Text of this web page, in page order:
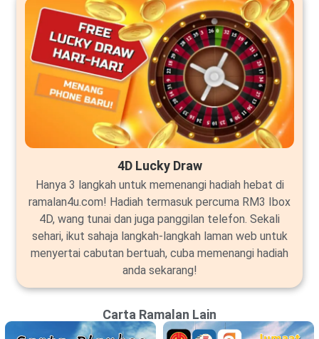
4D Lucky Draw
Hanya 3 langkah untuk memenangi hadiah hebat di
ramalan4u.com! Hadiah termasuk percuma RM3 Ibox
4D, wang tunai dan juga panggilan telefon. Sekali
sehari, ikut sahaja langkah-langkah laman web untuk
menyertai cabutan bertuah, cuba memenangi hadiah
anda sekarang!
Carta Ramalan Lain